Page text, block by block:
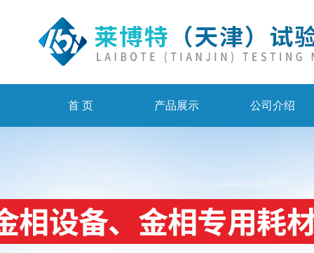
首 页 产品展示 公司介绍